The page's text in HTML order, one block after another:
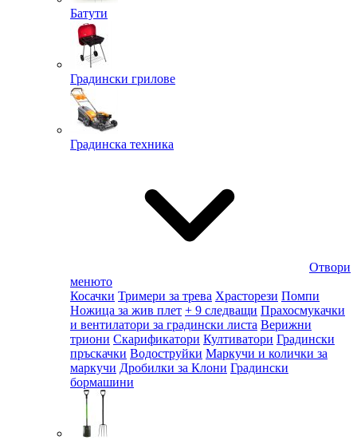
Батути
Градински грилове
Градинска техника
Отвори
менюто
Косачки Тримери за трева Храсторези Помпи
Ножица за жив плет + 9 следващи Прахосмукачки
и вентилатори за градински листа Верижни
триони Скарификатори Култиватори Градински
пръскачки Водоструйки Маркучи и колички за
маркучи Дробилки за Клони Градински
бормашини